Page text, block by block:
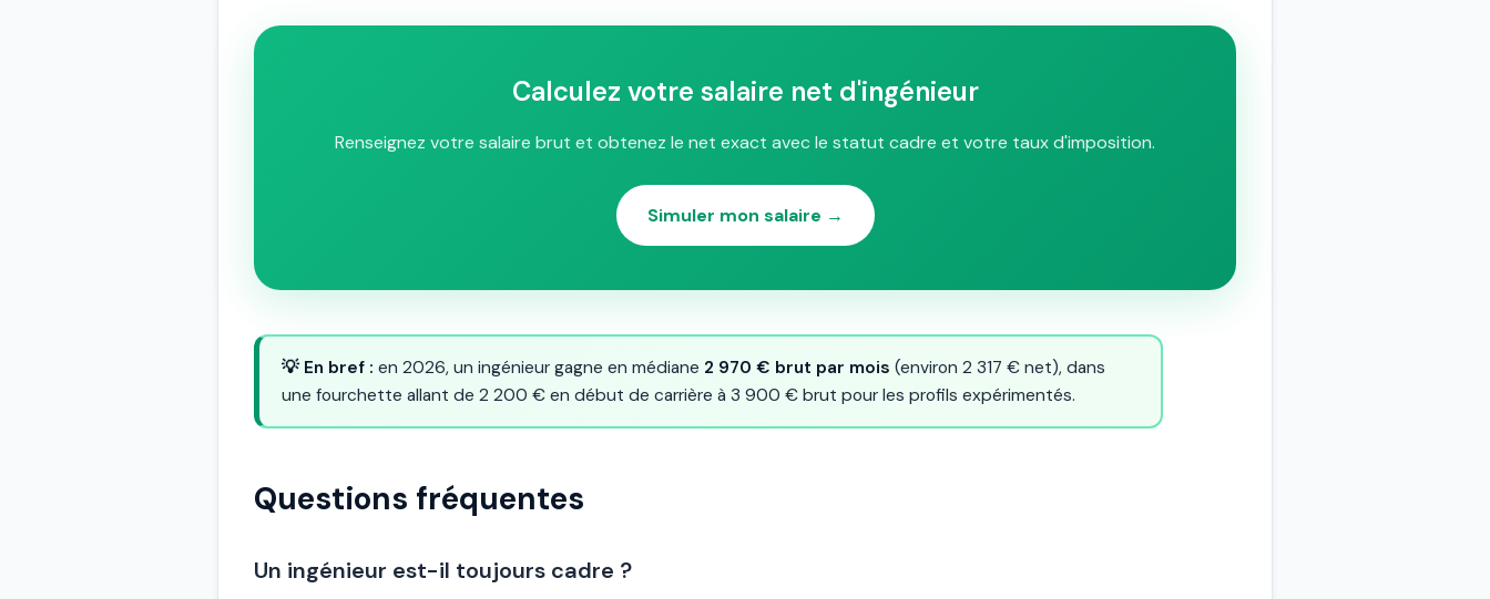
Calculez votre salaire net d'ingénieur
Renseignez votre salaire brut et obtenez le net exact avec le statut cadre et votre taux d'imposition.
Simuler mon salaire →
💡 En bref : en 2026, un ingénieur gagne en médiane 2 970 € brut par mois (environ 2 317 € net), dans
une fourchette allant de 2 200 € en début de carrière à 3 900 € brut pour les profils expérimentés.
Questions fréquentes
Un ingénieur est-il toujours cadre ?